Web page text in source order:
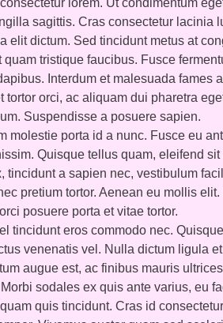
sagittis. Cras consectetur lacinia
elit dictum. Sed tincidunt metus at
tristique faucibus. Fusce
Interdum et malesuada fames
tortor orci, ac aliquam dui pharetra
Suspendisse a posuere sapien.
molestie porta id a nunc. Fusce eu
Quisque tellus quam, eleifend
tincidunt a sapien nec, vestibulum
pretium tortor. Aenean eu mollis
posuere porta et vitae tortor.
tincidunt eros commodo nec.
venenatis vel. Nulla dictum ligula
augue est, ac finibus mauris
sodales ex quis ante varius, eu
quis tincidunt. Cras id